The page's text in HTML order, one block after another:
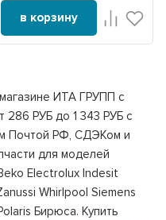
в корзину
ИТА ГРУПП с
286 РУБ до 1 343 РУБ с
Почтой РФ, СДЭКом и
для моделей
Electrolux Indesit
Whirlpool Siemens
Бирюса. Купить